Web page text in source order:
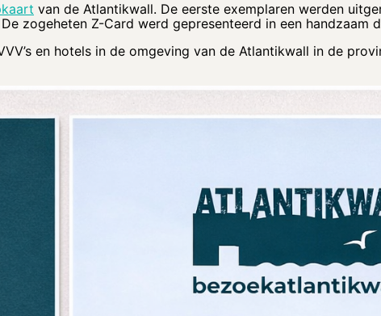
van de Atlantikwall. De eerste exemplaren werden
zogeheten Z-Card werd gepresenteerd in een handzaam
en hotels in de omgeving van de Atlantikwall in de